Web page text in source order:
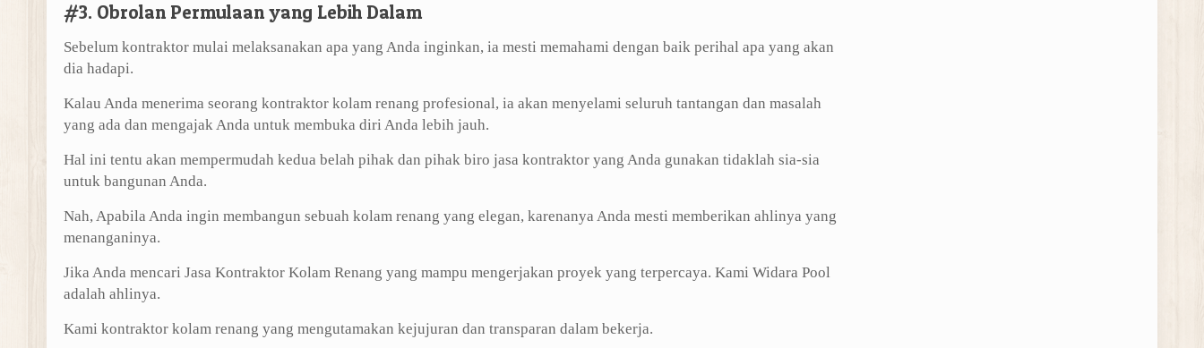
#3. Obrolan Permulaan yang Lebih Dalam
Sebelum kontraktor mulai melaksanakan apa yang Anda inginkan, ia mesti memahami dengan baik perihal apa yang akan
dia hadapi.
Kalau Anda menerima seorang kontraktor kolam renang profesional, ia akan menyelami seluruh tantangan dan masalah
yang ada dan mengajak Anda untuk membuka diri Anda lebih jauh.
Hal ini tentu akan mempermudah kedua belah pihak dan pihak biro jasa kontraktor yang Anda gunakan tidaklah sia-sia
untuk bangunan Anda.
Nah, Apabila Anda ingin membangun sebuah kolam renang yang elegan, karenanya Anda mesti memberikan ahlinya yang
menanganinya.
Jika Anda mencari Jasa Kontraktor Kolam Renang yang mampu mengerjakan proyek yang terpercaya. Kami Widara Pool
adalah ahlinya.
Kami kontraktor kolam renang yang mengutamakan kejujuran dan transparan dalam bekerja.